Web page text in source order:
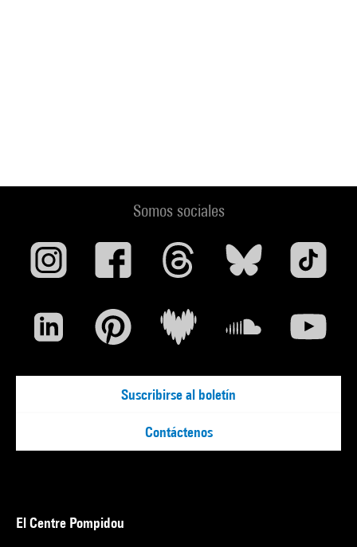
Somos sociales
Suscribirse al boletín
Contáctenos
El Centre Pompidou